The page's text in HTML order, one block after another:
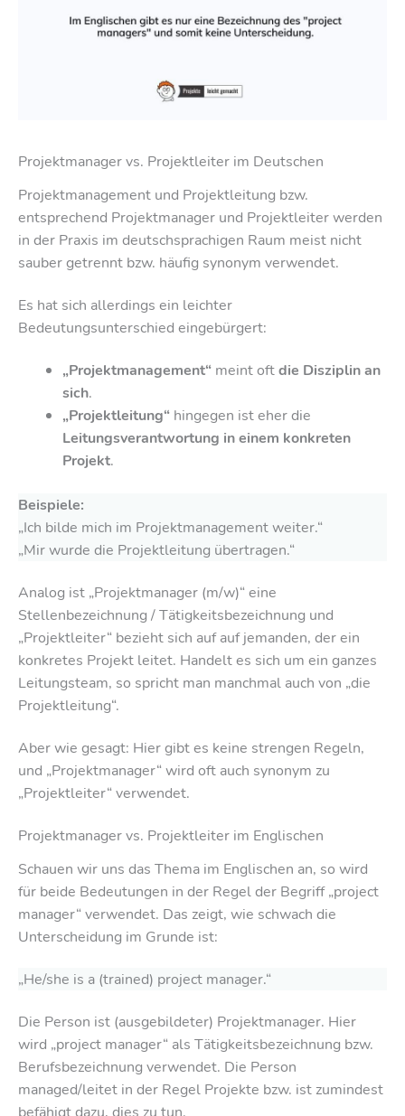
Projektmanager vs. Projektleiter im Deutschen
Projektmanagement und Projektleitung bzw.
entsprechend Projektmanager und Projektleiter werden
in der Praxis im deutschsprachigen Raum meist nicht
sauber getrennt bzw. häufig synonym verwendet.
Es hat sich allerdings ein leichter
Bedeutungsunterschied eingebürgert:
„Projektmanagement“ meint oftdie Disziplin an
sich.
„Projektleitung“ hingegen ist eher die
Leitungsverantwortung in einem konkreten
Projekt.
Beispiele:
„Ich bilde mich im Projektmanagement weiter.“
„Mir wurde die Projektleitung übertragen.“
Analog ist „Projektmanager (m/w)“ eine
Stellenbezeichnung / Tätigkeitsbezeichnung und
„Projektleiter“ bezieht sich auf auf jemanden, der ein
konkretes Projekt leitet. Handelt es sich um ein ganzes
Leitungsteam, so spricht man manchmal auch von „die
Projektleitung“.
Aber wie gesagt: Hier gibt es keine strengen Regeln,
und „Projektmanager“ wird oft auch synonym zu
„Projektleiter“ verwendet.
Projektmanager vs. Projektleiter im Englischen
Schauen wir uns das Thema im Englischen an, so wird
für beide Bedeutungen in der Regel der Begriff „project
manager“ verwendet. Das zeigt, wie schwach die
Unterscheidung im Grunde ist:
„He/she is a (trained) project manager.“
Die Person ist (ausgebildeter) Projektmanager. Hier
wird „project manager“ als Tätigkeitsbezeichnung bzw.
Berufsbezeichnung verwendet. Die Person
managed/leitet in der Regel Projekte bzw. ist zumindest
befähigt dazu, dies zu tun.